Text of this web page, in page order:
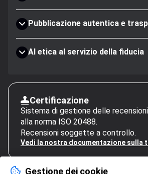
Pubblicazione autentica e
AI etica al servizio della fiducia
Certificazione
Sistema di gestione delle
alla norma ISO 20488.
Recensioni soggette a controllo.
Vedi la nostra documentazione sulla
Gestione dei cookie